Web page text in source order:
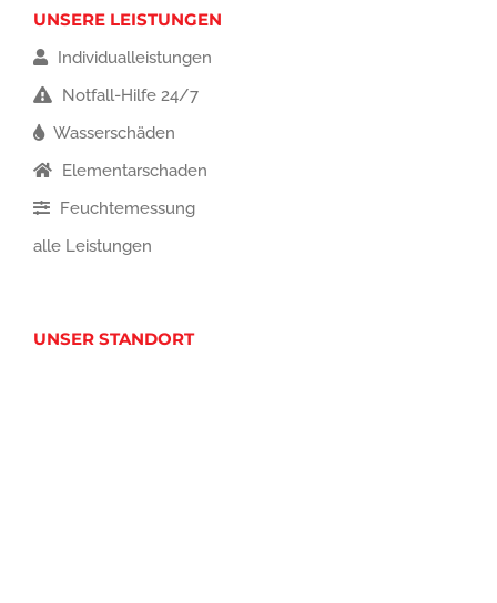
UNSERE LEISTUNGEN
Individualleistungen
Notfall-Hilfe 24/7
Wasserschäden
Elementarschaden
Feuchtemessung
alle Leistungen
UNSER STANDORT